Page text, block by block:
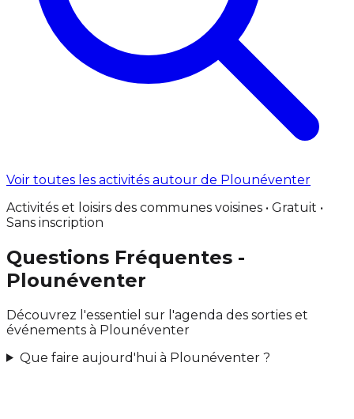
Voir toutes les activités autour de Plounéventer
Activités et loisirs des communes voisines • Gratuit •
Sans inscription
Questions Fréquentes -
Plounéventer
Découvrez l'essentiel sur l'agenda des sorties et
événements à Plounéventer
Que faire aujourd'hui à Plounéventer ?